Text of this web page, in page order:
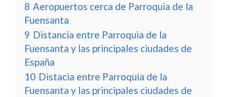
8 Aeropuertos cerca de Parroquia de la
Fuensanta
9 Distancia entre Parroquia de la
Fuensanta y las principales ciudades de
España
10 Distacia entre Parroquia de la
Fuensanta y las principales ciudades de